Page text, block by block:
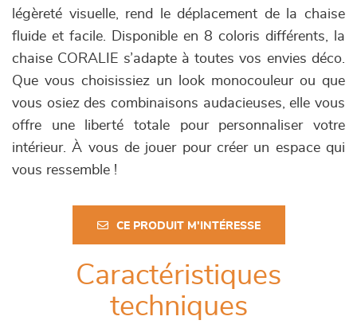
légèreté visuelle, rend le déplacement de la chaise
fluide et facile. Disponible en 8 coloris différents, la
chaise CORALIE s’adapte à toutes vos envies déco.
Que vous choisissiez un look monocouleur ou que
vous osiez des combinaisons audacieuses, elle vous
offre une liberté totale pour personnaliser votre
intérieur. À vous de jouer pour créer un espace qui
vous ressemble !
CE PRODUIT M'INTÉRESSE
Caractéristiques
techniques